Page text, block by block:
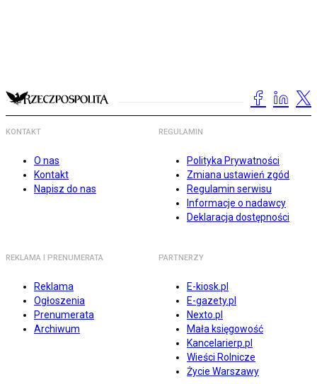
KONTAKT
O nas
Kontakt
Napisz do nas
REGULAMIN
Polityka Prywatności
Zmiana ustawień zgód
Regulamin serwisu
Informacje o nadawcy
Deklaracja dostępności
REKLAMA I PRENUMERATA
Reklama
Ogłoszenia
Prenumerata
Archiwum
PARTNERZY
E-kiosk.pl
E-gazety.pl
Nexto.pl
Mała księgowość
Kancelarierp.pl
Wieści Rolnicze
Życie Warszawy